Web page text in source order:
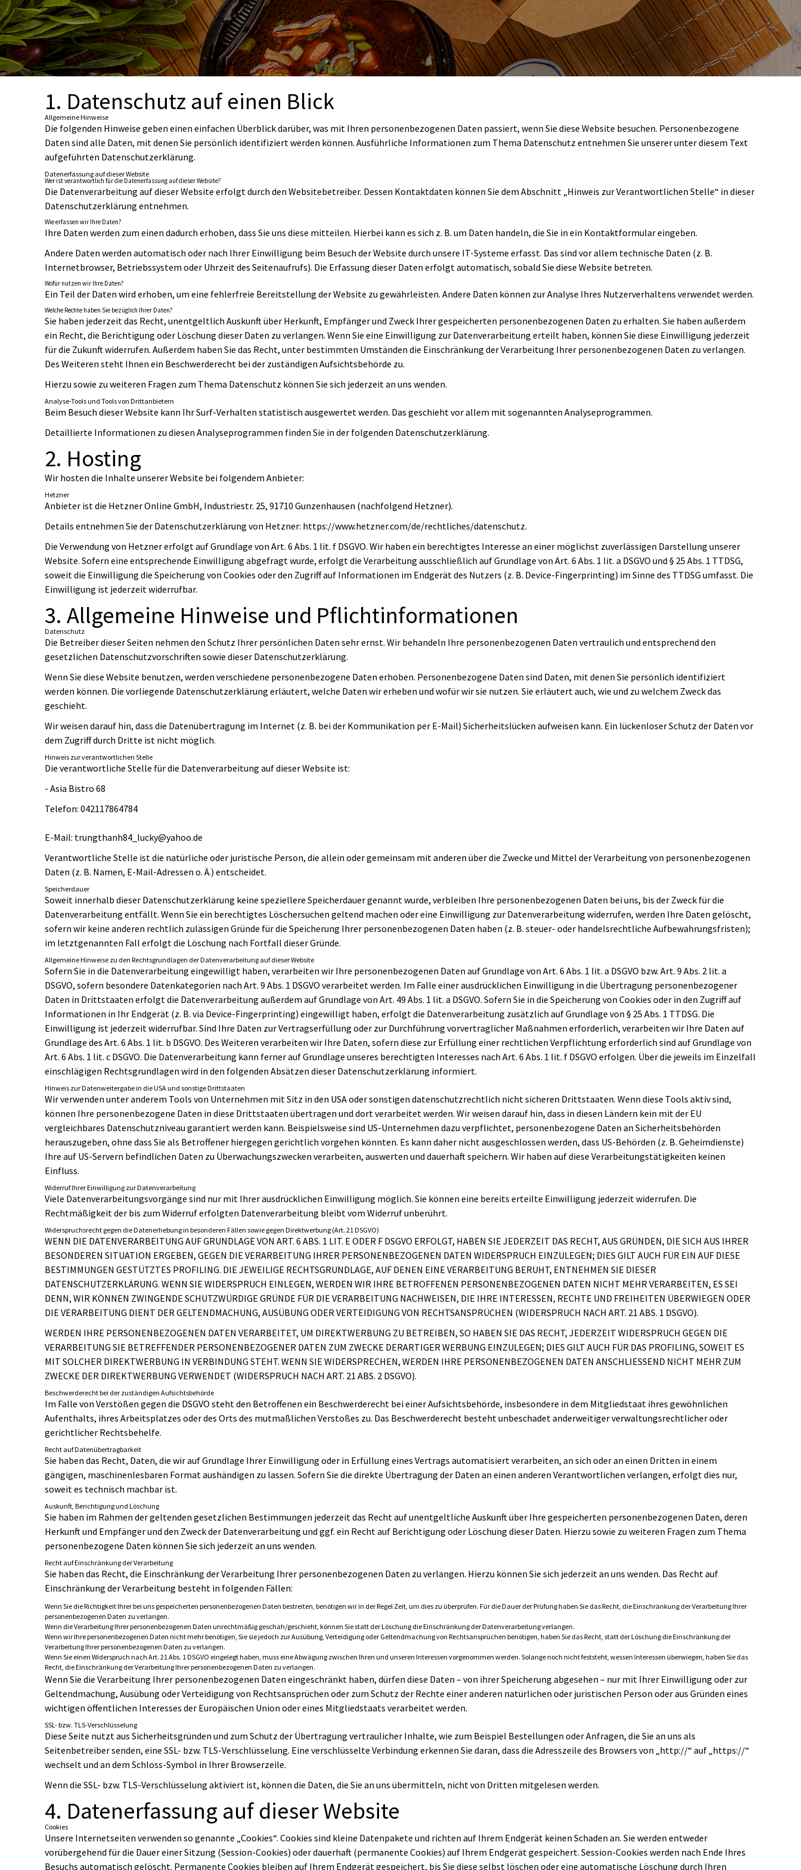
1. Datenschutz auf einen Blick
Allgemeine Hinweise
Die folgenden Hinweise geben einen einfachen Überblick darüber, was mit Ihren personenbezogenen Daten passiert, wenn Sie diese Website besuchen. Personenbezogene
Daten sind alle Daten, mit denen Sie persönlich identifiziert werden können. Ausführliche Informationen zum Thema Datenschutz entnehmen Sie unserer unter diesem Text
aufgeführten Datenschutzerklärung.
Datenerfassung auf dieser Website
Wer ist verantwortlich für die Datenerfassung auf dieser Website?
Die Datenverarbeitung auf dieser Website erfolgt durch den Websitebetreiber. Dessen Kontaktdaten können Sie dem Abschnitt „Hinweis zur Verantwortlichen Stelle“ in dieser
Datenschutzerklärung entnehmen.
Wie erfassen wir Ihre Daten?
Ihre Daten werden zum einen dadurch erhoben, dass Sie uns diese mitteilen. Hierbei kann es sich z. B. um Daten handeln, die Sie in ein Kontaktformular eingeben.
Andere Daten werden automatisch oder nach Ihrer Einwilligung beim Besuch der Website durch unsere IT-Systeme erfasst. Das sind vor allem technische Daten (z. B.
Internetbrowser, Betriebssystem oder Uhrzeit des Seitenaufrufs). Die Erfassung dieser Daten erfolgt automatisch, sobald Sie diese Website betreten.
Wofür nutzen wir Ihre Daten?
Ein Teil der Daten wird erhoben, um eine fehlerfreie Bereitstellung der Website zu gewährleisten. Andere Daten können zur Analyse Ihres Nutzerverhaltens verwendet werden.
Welche Rechte haben Sie bezüglich Ihrer Daten?
Sie haben jederzeit das Recht, unentgeltlich Auskunft über Herkunft, Empfänger und Zweck Ihrer gespeicherten personenbezogenen Daten zu erhalten. Sie haben außerdem
ein Recht, die Berichtigung oder Löschung dieser Daten zu verlangen. Wenn Sie eine Einwilligung zur Datenverarbeitung erteilt haben, können Sie diese Einwilligung jederzeit
für die Zukunft widerrufen. Außerdem haben Sie das Recht, unter bestimmten Umständen die Einschränkung der Verarbeitung Ihrer personenbezogenen Daten zu verlangen.
Des Weiteren steht Ihnen ein Beschwerderecht bei der zuständigen Aufsichtsbehörde zu.
Hierzu sowie zu weiteren Fragen zum Thema Datenschutz können Sie sich jederzeit an uns wenden.
Analyse-Tools und Tools von Dritt­anbietern
Beim Besuch dieser Website kann Ihr Surf-Verhalten statistisch ausgewertet werden. Das geschieht vor allem mit sogenannten Analyseprogrammen.
Detaillierte Informationen zu diesen Analyseprogrammen finden Sie in der folgenden Datenschutzerklärung.
2. Hosting
Wir hosten die Inhalte unserer Website bei folgendem Anbieter:
Hetzner
Anbieter ist die Hetzner Online GmbH, Industriestr. 25, 91710 Gunzenhausen (nachfolgend Hetzner).
Details entnehmen Sie der Datenschutzerklärung von Hetzner: https://www.hetzner.com/de/rechtliches/datenschutz.
Die Verwendung von Hetzner erfolgt auf Grundlage von Art. 6 Abs. 1 lit. f DSGVO. Wir haben ein berechtigtes Interesse an einer möglichst zuverlässigen Darstellung unserer
Website. Sofern eine entsprechende Einwilligung abgefragt wurde, erfolgt die Verarbeitung ausschließlich auf Grundlage von Art. 6 Abs. 1 lit. a DSGVO und § 25 Abs. 1 TTDSG,
soweit die Einwilligung die Speicherung von Cookies oder den Zugriff auf Informationen im Endgerät des Nutzers (z. B. Device-Fingerprinting) im Sinne des TTDSG umfasst. Die
Einwilligung ist jederzeit widerrufbar.
3. Allgemeine Hinweise und Pflicht­informationen
Datenschutz
Die Betreiber dieser Seiten nehmen den Schutz Ihrer persönlichen Daten sehr ernst. Wir behandeln Ihre personenbezogenen Daten vertraulich und entsprechend den
gesetzlichen Datenschutzvorschriften sowie dieser Datenschutzerklärung.
Wenn Sie diese Website benutzen, werden verschiedene personenbezogene Daten erhoben. Personenbezogene Daten sind Daten, mit denen Sie persönlich identifiziert
werden können. Die vorliegende Datenschutzerklärung erläutert, welche Daten wir erheben und wofür wir sie nutzen. Sie erläutert auch, wie und zu welchem Zweck das
geschieht.
Wir weisen darauf hin, dass die Datenübertragung im Internet (z. B. bei der Kommunikation per E-Mail) Sicherheitslücken aufweisen kann. Ein lückenloser Schutz der Daten vor
dem Zugriff durch Dritte ist nicht möglich.
Hinweis zur verantwortlichen Stelle
Die verantwortliche Stelle für die Datenverarbeitung auf dieser Website ist:
- Asia Bistro 68
Telefon: 042117864784
E-Mail: trungthanh84_lucky@yahoo.de
Verantwortliche Stelle ist die natürliche oder juristische Person, die allein oder gemeinsam mit anderen über die Zwecke und Mittel der Verarbeitung von personenbezogenen
Daten (z. B. Namen, E-Mail-Adressen o. Ä.) entscheidet.
Speicherdauer
Soweit innerhalb dieser Datenschutzerklärung keine speziellere Speicherdauer genannt wurde, verbleiben Ihre personenbezogenen Daten bei uns, bis der Zweck für die
Datenverarbeitung entfällt. Wenn Sie ein berechtigtes Löschersuchen geltend machen oder eine Einwilligung zur Datenverarbeitung widerrufen, werden Ihre Daten gelöscht,
sofern wir keine anderen rechtlich zulässigen Gründe für die Speicherung Ihrer personenbezogenen Daten haben (z. B. steuer- oder handelsrechtliche Aufbewahrungsfristen);
im letztgenannten Fall erfolgt die Löschung nach Fortfall dieser Gründe.
Allgemeine Hinweise zu den Rechtsgrundlagen der Datenverarbeitung auf dieser Website
Sofern Sie in die Datenverarbeitung eingewilligt haben, verarbeiten wir Ihre personenbezogenen Daten auf Grundlage von Art. 6 Abs. 1 lit. a DSGVO bzw. Art. 9 Abs. 2 lit. a
DSGVO, sofern besondere Datenkategorien nach Art. 9 Abs. 1 DSGVO verarbeitet werden. Im Falle einer ausdrücklichen Einwilligung in die Übertragung personenbezogener
Daten in Drittstaaten erfolgt die Datenverarbeitung außerdem auf Grundlage von Art. 49 Abs. 1 lit. a DSGVO. Sofern Sie in die Speicherung von Cookies oder in den Zugriff auf
Informationen in Ihr Endgerät (z. B. via Device-Fingerprinting) eingewilligt haben, erfolgt die Datenverarbeitung zusätzlich auf Grundlage von § 25 Abs. 1 TTDSG. Die
Einwilligung ist jederzeit widerrufbar. Sind Ihre Daten zur Vertragserfüllung oder zur Durchführung vorvertraglicher Maßnahmen erforderlich, verarbeiten wir Ihre Daten auf
Grundlage des Art. 6 Abs. 1 lit. b DSGVO. Des Weiteren verarbeiten wir Ihre Daten, sofern diese zur Erfüllung einer rechtlichen Verpflichtung erforderlich sind auf Grundlage von
Art. 6 Abs. 1 lit. c DSGVO. Die Datenverarbeitung kann ferner auf Grundlage unseres berechtigten Interesses nach Art. 6 Abs. 1 lit. f DSGVO erfolgen. Über die jeweils im Einzelfall
einschlägigen Rechtsgrundlagen wird in den folgenden Absätzen dieser Datenschutzerklärung informiert.
Hinweis zur Datenweitergabe in die USA und sonstige Drittstaaten
Wir verwenden unter anderem Tools von Unternehmen mit Sitz in den USA oder sonstigen datenschutzrechtlich nicht sicheren Drittstaaten. Wenn diese Tools aktiv sind,
können Ihre personenbezogene Daten in diese Drittstaaten übertragen und dort verarbeitet werden. Wir weisen darauf hin, dass in diesen Ländern kein mit der EU
vergleichbares Datenschutzniveau garantiert werden kann. Beispielsweise sind US-Unternehmen dazu verpflichtet, personenbezogene Daten an Sicherheitsbehörden
herauszugeben, ohne dass Sie als Betroffener hiergegen gerichtlich vorgehen könnten. Es kann daher nicht ausgeschlossen werden, dass US-Behörden (z. B. Geheimdienste)
Ihre auf US-Servern befindlichen Daten zu Überwachungszwecken verarbeiten, auswerten und dauerhaft speichern. Wir haben auf diese Verarbeitungstätigkeiten keinen
Einfluss.
Widerruf Ihrer Einwilligung zur Datenverarbeitung
Viele Datenverarbeitungsvorgänge sind nur mit Ihrer ausdrücklichen Einwilligung möglich. Sie können eine bereits erteilte Einwilligung jederzeit widerrufen. Die
Rechtmäßigkeit der bis zum Widerruf erfolgten Datenverarbeitung bleibt vom Widerruf unberührt.
Widerspruchsrecht gegen die Datenerhebung in besonderen Fällen sowie gegen Direktwerbung (Art. 21 DSGVO)
WENN DIE DATENVERARBEITUNG AUF GRUNDLAGE VON ART. 6 ABS. 1 LIT. E ODER F DSGVO ERFOLGT, HABEN SIE JEDERZEIT DAS RECHT, AUS GRÜNDEN, DIE SICH AUS IHRER
BESONDEREN SITUATION ERGEBEN, GEGEN DIE VERARBEITUNG IHRER PERSONENBEZOGENEN DATEN WIDERSPRUCH EINZULEGEN; DIES GILT AUCH FÜR EIN AUF DIESE
BESTIMMUNGEN GESTÜTZTES PROFILING. DIE JEWEILIGE RECHTSGRUNDLAGE, AUF DENEN EINE VERARBEITUNG BERUHT, ENTNEHMEN SIE DIESER
DATENSCHUTZERKLÄRUNG. WENN SIE WIDERSPRUCH EINLEGEN, WERDEN WIR IHRE BETROFFENEN PERSONENBEZOGENEN DATEN NICHT MEHR VERARBEITEN, ES SEI
DENN, WIR KÖNNEN ZWINGENDE SCHUTZWÜRDIGE GRÜNDE FÜR DIE VERARBEITUNG NACHWEISEN, DIE IHRE INTERESSEN, RECHTE UND FREIHEITEN ÜBERWIEGEN ODER
DIE VERARBEITUNG DIENT DER GELTENDMACHUNG, AUSÜBUNG ODER VERTEIDIGUNG VON RECHTSANSPRÜCHEN (WIDERSPRUCH NACH ART. 21 ABS. 1 DSGVO).
WERDEN IHRE PERSONENBEZOGENEN DATEN VERARBEITET, UM DIREKTWERBUNG ZU BETREIBEN, SO HABEN SIE DAS RECHT, JEDERZEIT WIDERSPRUCH GEGEN DIE
VERARBEITUNG SIE BETREFFENDER PERSONENBEZOGENER DATEN ZUM ZWECKE DERARTIGER WERBUNG EINZULEGEN; DIES GILT AUCH FÜR DAS PROFILING, SOWEIT ES
MIT SOLCHER DIREKTWERBUNG IN VERBINDUNG STEHT. WENN SIE WIDERSPRECHEN, WERDEN IHRE PERSONENBEZOGENEN DATEN ANSCHLIESSEND NICHT MEHR ZUM
ZWECKE DER DIREKTWERBUNG VERWENDET (WIDERSPRUCH NACH ART. 21 ABS. 2 DSGVO).
Beschwerde­recht bei der zuständigen Aufsichts­behörde
Im Falle von Verstößen gegen die DSGVO steht den Betroffenen ein Beschwerderecht bei einer Aufsichtsbehörde, insbesondere in dem Mitgliedstaat ihres gewöhnlichen
Aufenthalts, ihres Arbeitsplatzes oder des Orts des mutmaßlichen Verstoßes zu. Das Beschwerderecht besteht unbeschadet anderweitiger verwaltungsrechtlicher oder
gerichtlicher Rechtsbehelfe.
Recht auf Daten­übertrag­barkeit
Sie haben das Recht, Daten, die wir auf Grundlage Ihrer Einwilligung oder in Erfüllung eines Vertrags automatisiert verarbeiten, an sich oder an einen Dritten in einem
gängigen, maschinenlesbaren Format aushändigen zu lassen. Sofern Sie die direkte Übertragung der Daten an einen anderen Verantwortlichen verlangen, erfolgt dies nur,
soweit es technisch machbar ist.
Auskunft, Berichtigung und Löschung
Sie haben im Rahmen der geltenden gesetzlichen Bestimmungen jederzeit das Recht auf unentgeltliche Auskunft über Ihre gespeicherten personenbezogenen Daten, deren
Herkunft und Empfänger und den Zweck der Datenverarbeitung und ggf. ein Recht auf Berichtigung oder Löschung dieser Daten. Hierzu sowie zu weiteren Fragen zum Thema
personenbezogene Daten können Sie sich jederzeit an uns wenden.
Recht auf Einschränkung der Verarbeitung
Sie haben das Recht, die Einschränkung der Verarbeitung Ihrer personenbezogenen Daten zu verlangen. Hierzu können Sie sich jederzeit an uns wenden. Das Recht auf
Einschränkung der Verarbeitung besteht in folgenden Fällen:
Wenn Sie die Richtigkeit Ihrer bei uns gespeicherten personenbezogenen Daten bestreiten, benötigen wir in der Regel Zeit, um dies zu überprüfen. Für die Dauer der Prüfung haben Sie das Recht, die Einschränkung der Verarbeitung Ihrer
personenbezogenen Daten zu verlangen.
Wenn die Verarbeitung Ihrer personenbezogenen Daten unrechtmäßig geschah/geschieht, können Sie statt der Löschung die Einschränkung der Datenverarbeitung verlangen.
Wenn wir Ihre personenbezogenen Daten nicht mehr benötigen, Sie sie jedoch zur Ausübung, Verteidigung oder Geltendmachung von Rechtsansprüchen benötigen, haben Sie das Recht, statt der Löschung die Einschränkung der
Verarbeitung Ihrer personenbezogenen Daten zu verlangen.
Wenn Sie einen Widerspruch nach Art. 21 Abs. 1 DSGVO eingelegt haben, muss eine Abwägung zwischen Ihren und unseren Interessen vorgenommen werden. Solange noch nicht feststeht, wessen Interessen überwiegen, haben Sie das
Recht, die Einschränkung der Verarbeitung Ihrer personenbezogenen Daten zu verlangen.
Wenn Sie die Verarbeitung Ihrer personenbezogenen Daten eingeschränkt haben, dürfen diese Daten – von ihrer Speicherung abgesehen – nur mit Ihrer Einwilligung oder zur
Geltendmachung, Ausübung oder Verteidigung von Rechtsansprüchen oder zum Schutz der Rechte einer anderen natürlichen oder juristischen Person oder aus Gründen eines
wichtigen öffentlichen Interesses der Europäischen Union oder eines Mitgliedstaats verarbeitet werden.
SSL- bzw. TLS-Verschlüsselung
Diese Seite nutzt aus Sicherheitsgründen und zum Schutz der Übertragung vertraulicher Inhalte, wie zum Beispiel Bestellungen oder Anfragen, die Sie an uns als
Seitenbetreiber senden, eine SSL- bzw. TLS-Verschlüsselung. Eine verschlüsselte Verbindung erkennen Sie daran, dass die Adresszeile des Browsers von „http://“ auf „https://“
wechselt und an dem Schloss-Symbol in Ihrer Browserzeile.
Wenn die SSL- bzw. TLS-Verschlüsselung aktiviert ist, können die Daten, die Sie an uns übermitteln, nicht von Dritten mitgelesen werden.
4. Datenerfassung auf dieser Website
Cookies
Unsere Internetseiten verwenden so genannte „Cookies“. Cookies sind kleine Datenpakete und richten auf Ihrem Endgerät keinen Schaden an. Sie werden entweder
vorübergehend für die Dauer einer Sitzung (Session-Cookies) oder dauerhaft (permanente Cookies) auf Ihrem Endgerät gespeichert. Session-Cookies werden nach Ende Ihres
Besuchs automatisch gelöscht. Permanente Cookies bleiben auf Ihrem Endgerät gespeichert, bis Sie diese selbst löschen oder eine automatische Löschung durch Ihren